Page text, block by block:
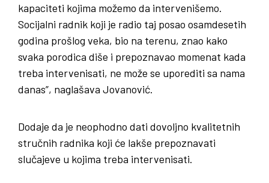
kapaciteti kojima možemo da intervenišemo.
Socijalni radnik koji je radio taj posao osamdesetih
godina prošlog veka, bio na terenu, znao kako
svaka porodica diše i prepoznavao momenat kada
treba intervenisati, ne može se uporediti sa nama
danas”, naglašava Jovanović.
Dodaje da je neophodno dati dovoljno kvalitetnih
stručnih radnika koji će lakše prepoznavati
slučajeve u kojima treba intervenisati.